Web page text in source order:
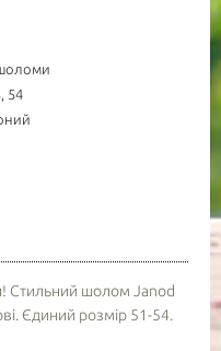
54
Стильний шолом Janod
Єдиний розмір 51-54.